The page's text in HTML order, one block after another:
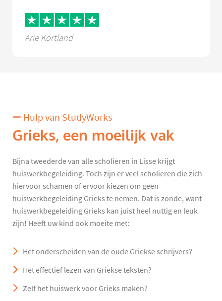
Arie Kortland
Hulp van StudyWorks
Grieks, een moeilijk vak
Bijna tweederde van alle scholieren in Lisse krijgt
huiswerkbegeleiding. Toch zijn er veel scholieren die zich
hiervoor schamen of ervoor kiezen om geen
huiswerkbegeleiding Grieks te nemen. Dat is zonde, want
huiswerkbegeleiding Grieks kan juist heel nuttig en leuk
zijn! Heeft uw kind ook moeite met:
Het onderscheiden van de oude Griekse schrijvers?
Het effectief lezen van Griekse teksten?
Zelf het huiswerk voor Grieks maken?